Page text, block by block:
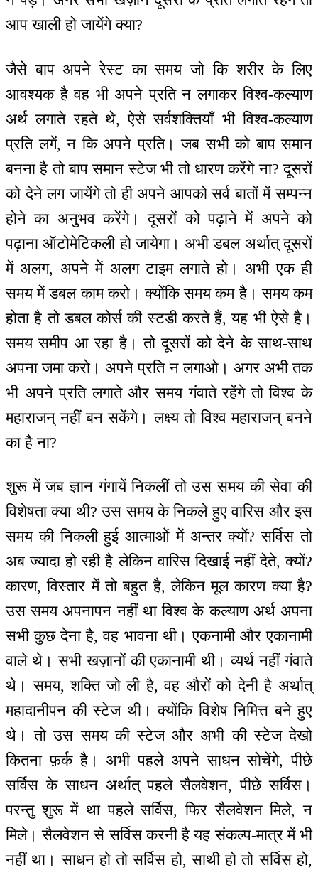
आप खाली हो जायेंगे क्या?
जैसे बाप अपने रेस्ट का समय जो कि शरीर के लिए
आवश्यक है वह भी अपने प्रति न लगाकर विश्व-कल्याण
अर्थ लगाते रहते थे, ऐसे सर्वशक्तियाँ भी विश्व-कल्याण
प्रति लगें, न कि अपने प्रति। जब सभी को बाप समान
बनना है तो बाप समान स्टेज भी तो धारण करेंगे ना? दूसरों
को देने लग जायेंगे तो ही अपने आपको सर्व बातों में सम्पन्न
होने का अनुभव करेंगे। दूसरों को पढ़ाने में अपने को
पढ़ाना ऑटोमेटिकली हो जायेगा। अभी डबल अर्थात् दूसरों
में अलग, अपने में अलग टाइम लगाते हो। अभी एक ही
समय में डबल काम करो। क्योंकि समय कम है। समय कम
होता है तो डबल कोर्स की स्टडी करते हैं, यह भी ऐसे है।
समय समीप आ रहा है। तो दूसरों को देने के साथ-साथ
अपना जमा करो। अपने प्रति न लगाओ। अगर अभी तक
भी अपने प्रति लगाते और समय गंवाते रहेंगे तो विश्व के
महाराजन् नहीं बन सकेंगे। लक्ष्य तो विश्व महाराजन् बनने
का है ना?
शुरू में जब ज्ञान गंगायें निकलीं तो उस समय की सेवा की
विशेषता क्या थी? उस समय के निकले हुए वारिस और इस
समय की निकली हुई आत्माओं में अन्तर क्यों? सर्विस तो
अब ज्यादा हो रही है लेकिन वारिस दिखाई नहीं देते, क्यों?
कारण, विस्तार में तो बहुत है, लेकिन मूल कारण क्या है?
उस समय अपनापन नहीं था विश्व के कल्याण अर्थ अपना
सभी कुछ देना है, वह भावना थी। एकनामी और एकानामी
वाले थे। सभी खज़ानों की एकानामी थी। व्यर्थ नहीं गंवाते
थे। समय, शक्ति जो ली है, वह औरों को देनी है अर्थात्
महादानीपन की स्टेज थी। क्योंकि विशेष निमित्त बने हुए
थे। तो उस समय की स्टेज और अभी की स्टेज देखो
कितना फ़र्क है। अभी पहले अपने साधन सोचेंगे, पीछे
सर्विस के साधन अर्थात् पहले सैलवेशन, पीछे सर्विस।
परन्तु शुरू में था पहले सर्विस, फिर सैलवेशन मिले, न
मिले। सैलवेशन से सर्विस करनी है यह संकल्प-मात्र में भी
नहीं था। साधन हो तो सर्विस हो, साथी हो तो सर्विस हो,